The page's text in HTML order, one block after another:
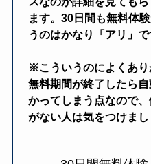
ます。30日間も無料体
うのはかなり「アリ」で
※こういうのによくあり
無料期間が終了したら
かってしまう点なので
がない人は気をつけまし